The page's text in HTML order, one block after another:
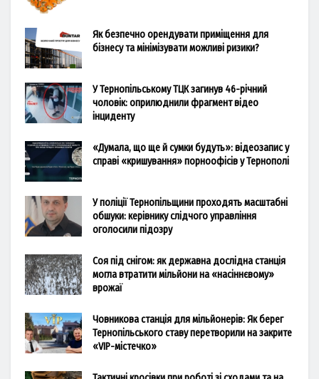
Як безпечно орендувати приміщення для
бізнесу та мінімізувати можливі ризики?
У Тернопільському ТЦК загинув 46-річний
чоловік: оприлюднили фрагмент відео
інциденту
«Думала, що ще й сумки будуть»: відеозапис у
справі «кришування» порноофісів у Тернополі
У поліції Тернопільщини проходять масштабні
обшуки: керівнику слідчого управління
оголосили підозру
Соя під снігом: як державна дослідна станція
могла втратити мільйони на «насіннєвому»
врожаї
Човникова станція для мільйонерів: Як берег
Тернопільського ставу перетворили на закрите
«VIP-містечко»